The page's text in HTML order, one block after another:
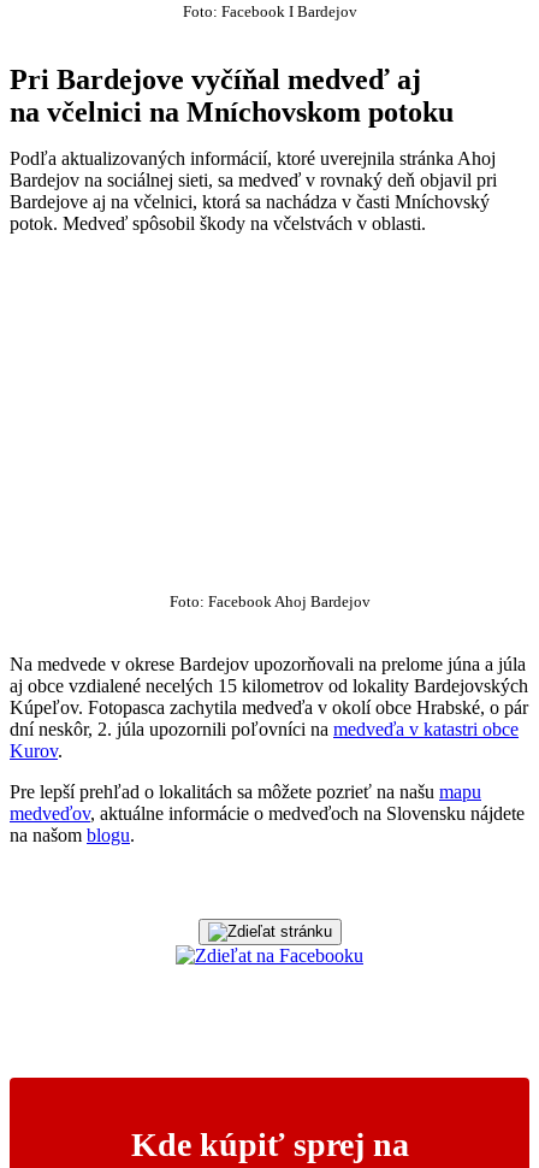
Foto: Facebook I Bardejov
Pri Bardejove vyčíňal medveď aj
na včelnici na Mníchovskom potoku
Podľa aktualizovaných informácií, ktoré uverejnila stránka Ahoj
Bardejov na sociálnej sieti, sa medveď v rovnaký deň objavil pri
Bardejove aj na včelnici, ktorá sa nachádza v časti Mníchovský
potok. Medveď spôsobil škody na včelstvách v oblasti.
Foto: Facebook Ahoj Bardejov
Na medvede v okrese Bardejov upozorňovali na prelome júna a júla
aj obce vzdialené necelých 15 kilometrov od lokality Bardejovských
Kúpeľov. Fotopasca zachytila medveďa v okolí obce Hrabské, o pár
dní neskôr, 2. júla upozornili poľovníci na medveďa v katastri obce
Kurov.
Pre lepší prehľad o lokalitách sa môžete pozrieť na našu mapu
medveďov, aktuálne informácie o medveďoch na Slovensku nájdete
na našom blogu.
Kde kúpiť sprej na